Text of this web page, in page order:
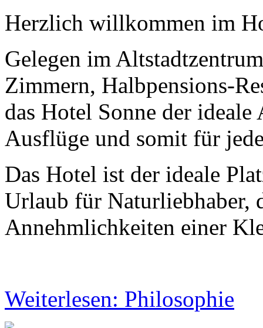
Herzlich willkommen im
Gelegen im
Zimmern, Halbpensions-
das Hotel Sonne der
Ausflüge und somit für
Das Hotel ist der ideale
Urlaub für Naturliebhaber,
Annehmlichkeiten einer
Weiterlesen: Philosophie